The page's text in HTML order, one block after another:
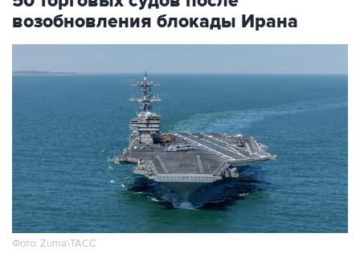
Фото: Zuma\ТАСС
Москва. 8 августа. INTERFAX.RU -